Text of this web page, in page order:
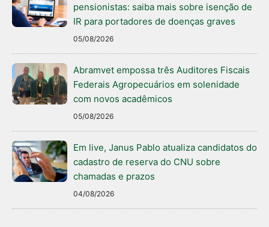
pensionistas: saiba mais sobre isenção de
IR para portadores de doenças graves
05/08/2026
Abramvet empossa três Auditores Fiscais
Federais Agropecuários em solenidade
com novos acadêmicos
05/08/2026
Em live, Janus Pablo atualiza candidatos do
cadastro de reserva do CNU sobre
chamadas e prazos
04/08/2026